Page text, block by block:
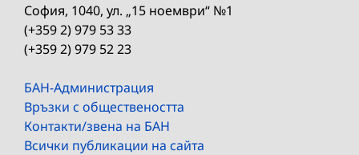
София, 1040, ул. „15 ноември“ №1
(+359 2) 979 53 33
(+359 2) 979 52 23
БАН-Администрация
Връзки с обществеността
Контакти/звена на БАН
Всички публикации на сайта